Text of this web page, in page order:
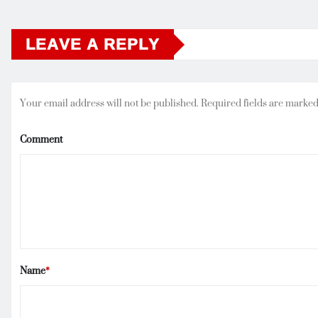
LEAVE A REPLY
Your email address will not be published.Required fields are
Comment
Name*